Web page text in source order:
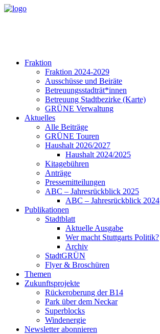
Fraktion
Fraktion 2024-2029
Ausschüsse und Beiräte
Betreuungsstadträt*innen
Betreuung Stadtbezirke (Karte)
GRÜNE Verwaltung
Aktuelles
Alle Beiträge
GRÜNE Touren
Haushalt 2026/2027
Haushalt 2024/2025
Kitagebühren
Anträge
Pressemitteilungen
ABC – Jahresrückblick 2025
ABC – Jahresrückblick 2024
Publikationen
Stadtblatt
Aktuelle Ausgabe
Wer macht Stuttgarts Politik?
Archiv
StadtGRÜN
Flyer & Broschüren
Themen
Zukunftsprojekte
Rückeroberung der B14
Park über dem Neckar
Superblocks
Windenergie
Newsletter abonnieren